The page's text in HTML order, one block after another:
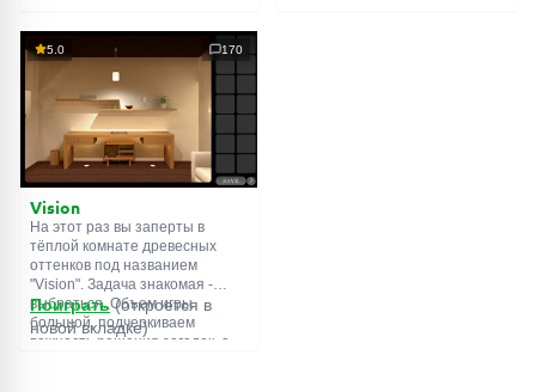
5.0 170
Vision
На этот раз вы заперты в
тёплой комнате древесных
оттенков под названием
"Vision". Задача знакомая -
выбраться. Объем игры
большой, подчеркиваем
важность решения загадок, а
Поиграть(откроется в
новой вкладке)